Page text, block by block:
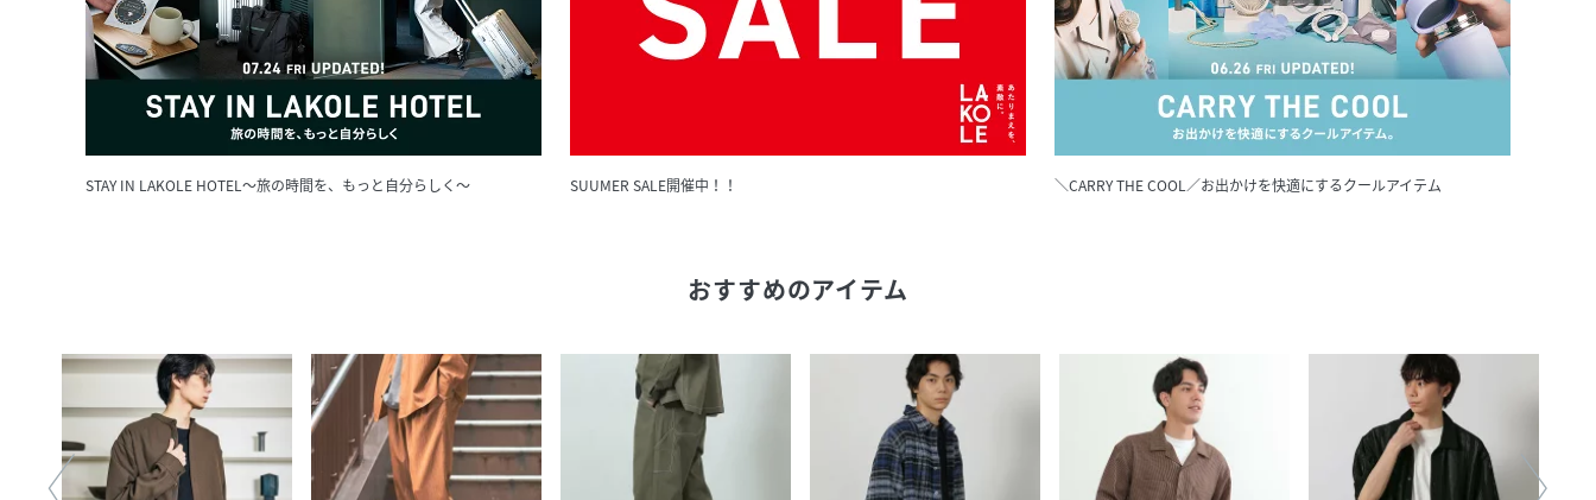
STAY IN LAKOLE HOTEL～旅の時間を、もっと自分らしく～ SUUMER SALE開催中！！ ＼CARRY THE COOL／お出かけを快適にするクールアイテム
おすすめのアイテム